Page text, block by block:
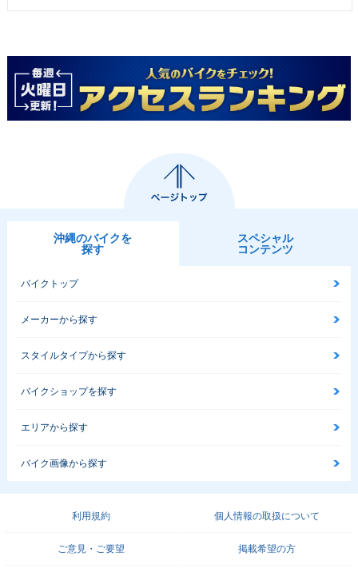
沖縄のバイクを
探す
スペシャル
コンテンツ
バイクトップ
メーカーから探す
スタイルタイプから探す
バイクショップを探す
エリアから探す
バイク画像から探す
利用規約 個人情報の取扱について
ご意見・ご要望 掲載希望の方